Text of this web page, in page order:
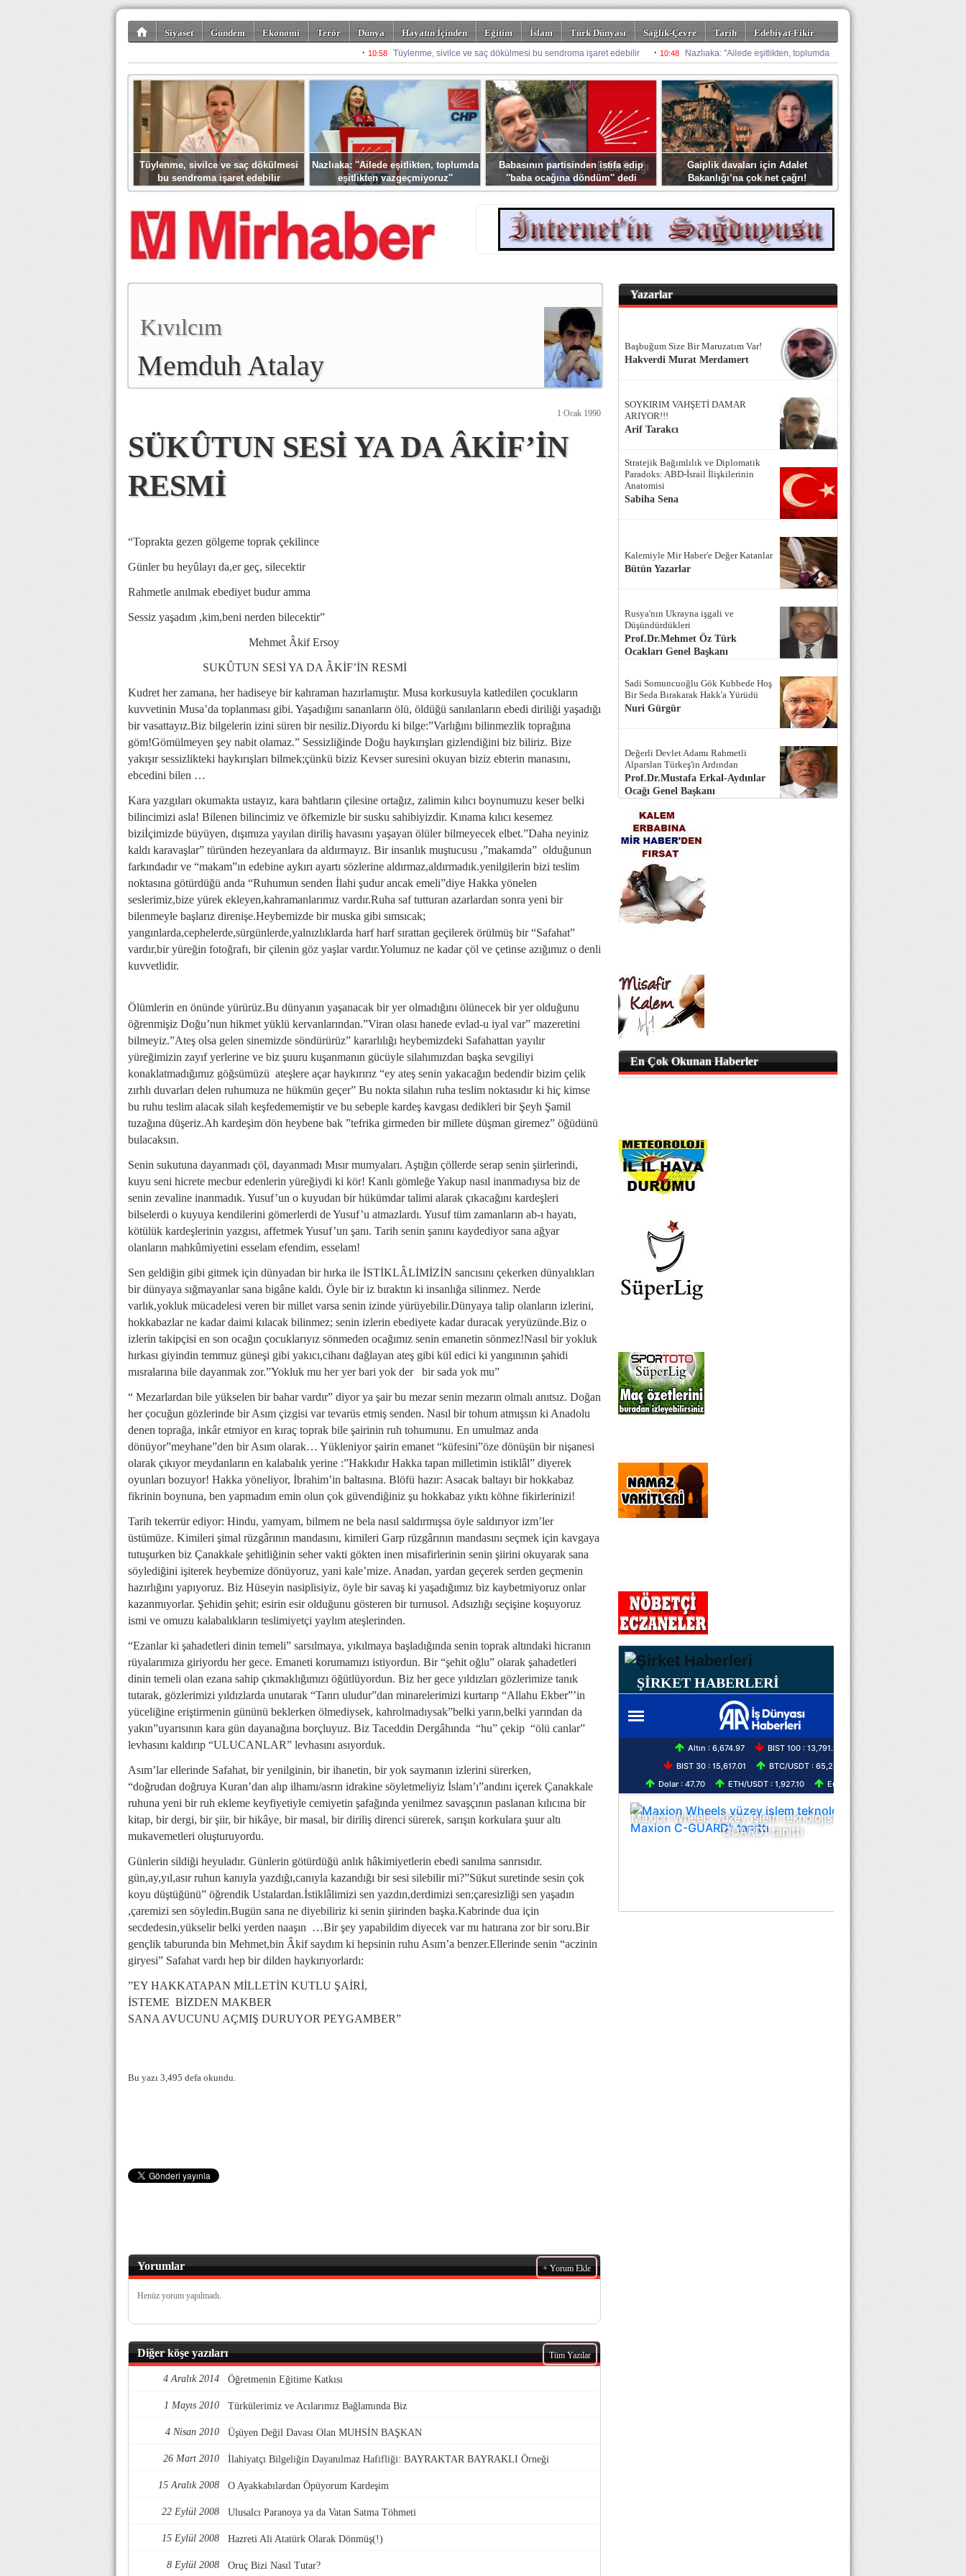
Siyaset Gündem Ekonomi Terör Dünya Hayatın İçinden Eğitim İslam Türk Dünyası Sağlık-Çevre Tarih
Edebiyat-Fikir
Spor Misafir Kalem Foto Galeriler
Tüylenme, sivilce ve saç dökülmesi
bu sendroma işaret edebilir
Nazlıaka: ''Ailede eşitlikten, toplumda
eşitlikten vazgeçmiyoruz''
Babasının partisinden istifa edip
''baba ocağına döndüm'' dedi
Gaiplik davaları için Adalet
Bakanlığı’na çok net çağrı!
Kıvılcım
Memduh Atalay
1 Ocak 1990
SÜKÛTUN SESİ YA DA ÂKİF’İN
RESMİ
“Toprakta gezen gölgeme toprak çekilince
Günler bu heyûlayı da,er geç, silecektir
Rahmetle anılmak ebediyet budur amma
Sessiz yaşadım ,kim,beni nerden bilecektir”
Mehmet Âkif Ersoy
SUKÛTUN SESİ YA DA ÂKİF’İN RESMİ
Kudret her zamana, her hadiseye bir kahraman hazırlamıştır. Musa korkusuyla katledilen çocukların
kuvvetinin Musa’da toplanması gibi. Yaşadığını sananların ölü, öldüğü sanılanların ebedi diriliği yaşadığı
bir vasattayız.Biz bilgelerin izini süren bir nesiliz.Diyordu ki bilge:”Varlığını bilinmezlik toprağına
göm!Gömülmeyen şey nabit olamaz.” Sessizliğinde Doğu haykırışları gizlendiğini biz biliriz. Bize
yakışır sessizlikteki haykırışları bilmek;çünkü biziz Kevser suresini okuyan biziz ebterin manasını,
ebcedini bilen …
Kara yazgıları okumakta ustayız, kara bahtların çilesine ortağız, zalimin kılıcı boynumuzu keser belki
bilincimizi asla! Bilenen bilincimiz ve öfkemizle bir susku sahibiyizdir. Kınama kılıcı kesemez
biziİçimizde büyüyen, dışımıza yayılan diriliş havasını yaşayan ölüler bilmeyecek elbet.”Daha neyiniz
kaldı karavaşlar” türünden hezeyanlara da aldırmayız. Bir insanlık muştucusu ,”makamda” olduğunun
farkındadır ve “makam”ın edebine aykırı ayartı sözlerine aldırmaz,aldırmadık.yenilgilerin bizi teslim
noktasına götürdüğü anda “Ruhumun senden İlahi şudur ancak emeli”diye Hakka yönelen
seslerimiz,bize yürek ekleyen,kahramanlarımız vardır.Ruha saf tutturan azarlardan sonra yeni bir
bilenmeyle başlarız direnişe.Heybemizde bir muska gibi sımsıcak;
yangınlarda,cephelerde,sürgünlerde,yalnızlıklarda harf harf sırattan geçilerek örülmüş bir “Safahat”
vardır,bir yüreğin fotoğrafı, bir çilenin göz yaşlar vardır.Yolumuz ne kadar çöl ve çetinse azığımız o denli
kuvvetlidir.
Ölümlerin en önünde yürürüz.Bu dünyanın yaşanacak bir yer olmadığını ölünecek bir yer olduğunu
öğrenmişiz Doğu’nun hikmet yüklü kervanlarından.”Viran olası hanede evlad-u iyal var” mazeretini
bilmeyiz.”Ateş olsa gelen sinemizde söndürürüz” kararlılığı heybemizdeki Safahattan yayılır
yüreğimizin zayıf yerlerine ve biz şuuru kuşanmanın gücüyle silahımızdan başka sevgiliyi
konaklatmadığımız göğsümüzü ateşlere açar haykırırız “ey ateş senin yakacağın bedendir bizim çelik
zırhlı duvarları delen ruhumuza ne hükmün geçer” Bu nokta silahın ruha teslim noktasıdır ki hiç kimse
bu ruhu teslim alacak silah keşfedememiştir ve bu sebeple kardeş kavgası dedikleri bir Şeyh Şamil
tuzağına düşeriz.Ah kardeşim dön heybene bak ”tefrika girmeden bir millete düşman giremez” öğüdünü
bulacaksın.
Senin sukutuna dayanmadı çöl, dayanmadı Mısır mumyaları. Aştığın çöllerde serap senin şiirlerindi,
kuyu seni hicrete mecbur edenlerin yüreğiydi ki kör! Kanlı gömleğe Yakup nasıl inanmadıysa biz de
senin zevaline inanmadık. Yusuf’un o kuyudan bir hükümdar talimi alarak çıkacağını kardeşleri
bilselerdi o kuyuya kendilerini gömerlerdi de Yusuf’u atmazlardı. Yusuf tüm zamanların ab-ı hayatı,
kötülük kardeşlerinin yazgısı, affetmek Yusuf’un şanı. Tarih senin şanını kaydediyor sana ağyar
olanların mahkûmiyetini esselam efendim, esselam!
Sen geldiğin gibi gitmek için dünyadan bir hırka ile İSTİKLÂLİMİZİN sancısını çekerken dünyalıkları
bir dünyaya sığmayanlar sana bigâne kaldı. Öyle bir iz bıraktın ki insanlığa silinmez. Nerde
varlık,yokluk mücadelesi veren bir millet varsa senin izinde yürüyebilir.Dünyaya talip olanların izlerini,
hokkabazlar ne kadar daimi kılacak bilinmez; senin izlerin ebediyete kadar duracak yeryüzünde.Biz o
izlerin takipçisi en son ocağın çocuklarıyız sönmeden ocağımız senin emanetin sönmez!Nasıl bir yokluk
hırkası giyindin temmuz güneşi gibi yakıcı,cihanı dağlayan ateş gibi kül edici ki yangınının şahidi
mısralarına bile dayanmak zor.”Yokluk mu her yer bari yok der bir sada yok mu”
“ Mezarlardan bile yükselen bir bahar vardır” diyor ya şair bu mezar senin mezarın olmalı anıtsız. Doğan
her çocuğun gözlerinde bir Asım çizgisi var tevarüs etmiş senden. Nasıl bir tohum atmışsın ki Anadolu
denen toprağa, inkâr etmiyor en kıraç toprak bile şairinin ruh tohumunu. En umulmaz anda
dönüyor”meyhane”den bir Asım olarak… Yükleniyor şairin emanet “küfesini”öze dönüşün bir nişanesi
olarak çıkıyor meydanların en kalabalık yerine :”Hakkıdır Hakka tapan milletimin istiklâl” diyerek
oyunları bozuyor! Hakka yöneliyor, İbrahim’in baltasına. Blöfü hazır: Asacak baltayı bir hokkabaz
fikrinin boynuna, ben yapmadım emin olun çok güvendiğiniz şu hokkabaz yıktı köhne fikirlerinizi!
Tarih tekerrür ediyor: Hindu, yamyam, bilmem ne bela nasıl saldırmışsa öyle saldırıyor izm’ler
üstümüze. Kimileri şimal rüzgârının mandasını, kimileri Garp rüzgârının mandasını seçmek için kavgaya
tutuşurken biz Çanakkale şehitliğinin seher vakti gökten inen misafirlerinin senin şiirini okuyarak sana
söylediğini işiterek heybemize dönüyoruz, yani kale’mize. Anadan, yardan geçerek serden geçmenin
hazırlığını yapıyoruz. Biz Hüseyin nasiplisiyiz, öyle bir savaş ki yaşadığımız biz kaybetmiyoruz onlar
kazanmıyorlar. Şehidin şehit; esirin esir olduğunu gösteren bir turnusol. Adsızlığı seçişine koşuyoruz
ismi ve omuzu kalabalıkların teslimiyetçi yaylım ateşlerinden.
“Ezanlar ki şahadetleri dinin temeli” sarsılmaya, yıkılmaya başladığında senin toprak altındaki hicranın
rüyalarımıza giriyordu her gece. Emaneti korumamızı istiyordun. Bir “şehit oğlu” olarak şahadetleri
dinin temeli olan ezana sahip çıkmaklığımızı öğütlüyordun. Biz her gece yıldızları gözlerimize tanık
tutarak, gözlerimizi yıldızlarda unutarak “Tanrı uludur”dan minarelerimizi kurtarıp “Allahu Ekber”’in
yüceliğine eriştirmenin gününü beklerken ölmediysek, kahrolmadıysak”belki yarın,belki yarından da
yakın”uyarısının kara gün dayanağına borçluyuz. Biz Taceddin Dergâhında “hu” çekip “ölü canlar”
levhasını kaldırıp “ULUCANLAR” levhasını asıyorduk.
Asım’lar ellerinde Safahat, bir yenilginin, bir ihanetin, bir yok saymanın izlerini sürerken,
“doğrudan doğruya Kuran’dan alıp ilhamı/asrın idrakine söyletmeliyiz İslam’ı”andını içerek Çanakkale
ruhuna yeni bir ruh ekleme keyfiyetiyle cemiyetin şafağında yenilmez savaşçının paslanan kılıcına bir
kitap, bir dergi, bir şiir, bir hikâye, bir masal, bir diriliş direnci sürerek, sarışın korkulara şuur altı
mukavemetleri oluşturuyordu.
Günlerin sildiği heyuladır. Günlerin götürdüğü anlık hâkimiyetlerin ebedi sanılma sanrısıdır.
gün,ay,yıl,asır ruhun kanıyla yazdığı,canıyla kazandığı bir sesi silebilir mi?”Sükut suretinde sesin çok
koyu düştüğünü” öğrendik Ustalardan.İstiklâlimizi sen yazdın,derdimizi sen;çaresizliği sen yaşadın
,çaremizi sen söyledin.Bugün sana ne diyebiliriz ki senin şiirinden başka.Kabrinde dua için
secdedesin,yükselir belki yerden naaşın …Bir şey yapabildim diyecek var mı hatırana zor bir soru.Bir
gençlik taburunda bin Mehmet,bin Âkif saydım ki hepsinin ruhu Asım’a benzer.Ellerinde senin “aczinin
giryesi” Safahat vardı hep bir dilden haykırıyorlardı:
”EY HAKKATAPAN MİLLETİN KUTLU ŞAİRİ,
İSTEME BİZDEN MAKBER
SANA AVUCUNU AÇMIŞ DURUYOR PEYGAMBER”
Bu yazı 3,495 defa okundu.
Yorumlar + Yorum Ekle
Henüz yorum yapılmadı.
Diğer köşe yazıları Tüm Yazılar
4 Aralık 2014 Öğretmenin Eğitime Katkısı
1 Mayıs 2010 Türkülerimiz ve Acılarımız Bağlamında Biz
4 Nisan 2010 Üşüyen Değil Davası Olan MUHSİN BAŞKAN
26 Mart 2010 İlahiyatçı Bilgeliğin Dayanılmaz Hafifliği: BAYRAKTAR BAYRAKLI Örneği
15 Aralık 2008 O Ayakkabılardan Öpüyorum Kardeşim
22 Eylül 2008 Ulusalcı Paranoya ya da Vatan Satma Töhmeti
15 Eylül 2008 Hazreti Ali Atatürk Olarak Dönmüş(!)
8 Eylül 2008 Oruç Bizi Nasıl Tutar?
Yazarlar
Başbuğum Size Bir Maruzatım Var!
Hakverdi Murat Merdamert
SOYKIRIM VAHŞETİ DAMAR
ARIYOR!!!
Arif Tarakcı
Stratejik Bağımlılık ve Diplomatik
Paradoks: ABD-İsrail İlişkilerinin
Anatomisi
Sabiha Sena
Kalemiyle Mir Haber'e Değer Katanlar
Bütün Yazarlar
Rusya'nın Ukrayna işgali ve
Düşündürdükleri
Prof.Dr.Mehmet Öz Türk
Ocakları Genel Başkanı
Sadi Somuncuoğlu Gök Kubbede Hoş
Bir Seda Bırakarak Hakk'a Yürüdü
Nuri Gürgür
Değerli Devlet Adamı Rahmetli
Alparslan Türkeş'in Ardından
Prof.Dr.Mustafa Erkal-Aydınlar
Ocağı Genel Başkanı
En Çok Okunan Haberler
ŞİRKET HABERLERİ